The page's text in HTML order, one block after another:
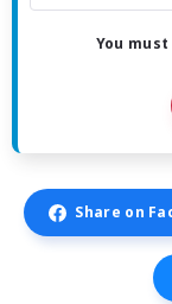
You
Share on